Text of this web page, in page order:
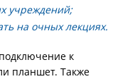
учреждений;
на очных лекциях.
к
планшет. Также